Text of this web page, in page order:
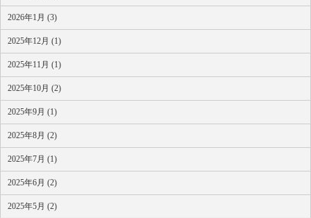
2026年1月 (3)
2025年12月 (1)
2025年11月 (1)
2025年10月 (2)
2025年9月 (1)
2025年8月 (2)
2025年7月 (1)
2025年6月 (2)
2025年5月 (2)